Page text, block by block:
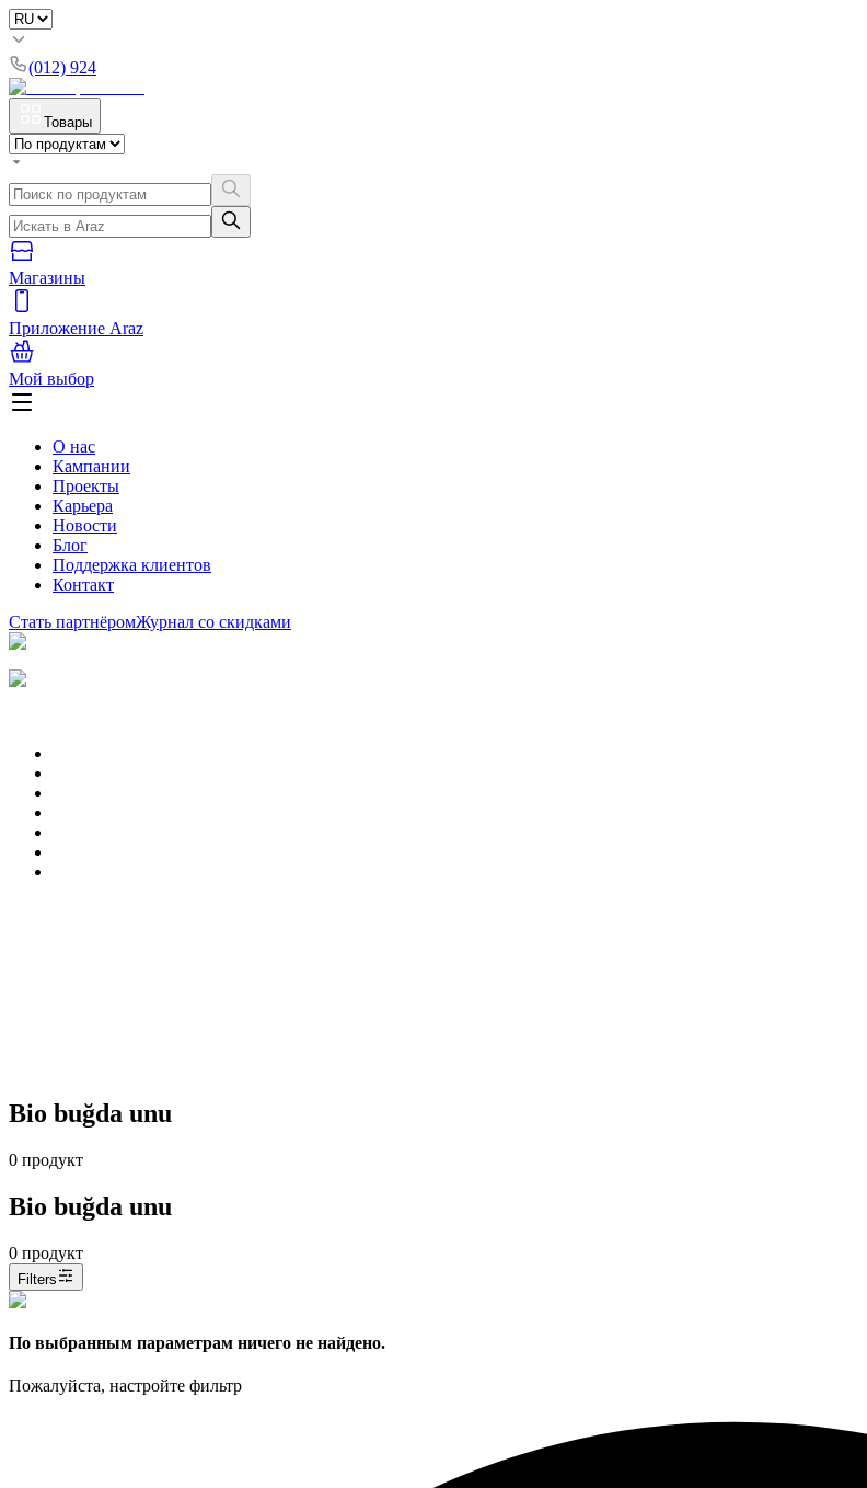
(012) 924
Товары
Магазины
Приложение Araz
Мой выбор
О нас
Кампании
Проекты
Карьера
Новости
Блог
Поддержка клиентов
Контакт
Стать партнёромЖурнал со скидками
Bio buğda unu
0 продукт
Bio buğda unu
0 продукт
Filters
По выбранным параметрам ничего не найдено.
Пожалуйста, настройте фильтр